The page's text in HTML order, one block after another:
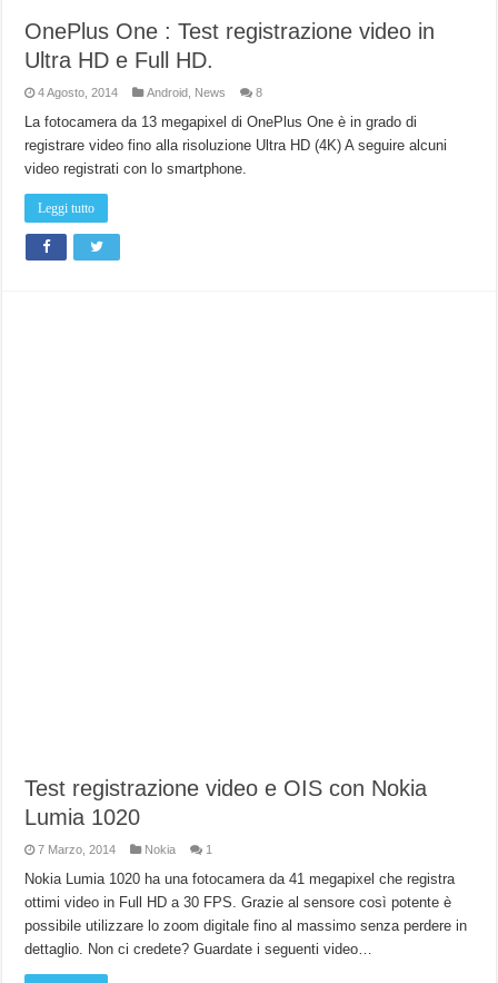
OnePlus One : Test registrazione video in
Ultra HD e Full HD.
4 Agosto, 2014 Android News 8
La fotocamera da 13 megapixel di OnePlus One è in grado di
registrare video fino alla risoluzione Ultra HD (4K) A seguire alcuni
video registrati con lo smartphone.
Leggi tutto
Test registrazione video e OIS con Nokia
Lumia 1020
7 Marzo, 2014 Nokia 1
Nokia Lumia 1020 ha una fotocamera da 41 megapixel che registra
ottimi video in Full HD a 30 FPS. Grazie al sensore così potente è
possibile utilizzare lo zoom digitale fino al massimo senza perdere in
dettaglio. Non ci credete? Guardate i seguenti video…